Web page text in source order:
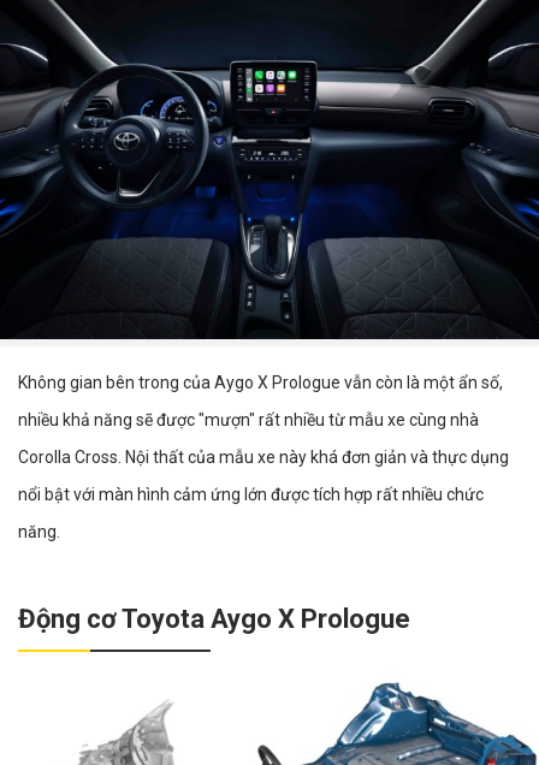
Không gian bên trong của Aygo X Prologue vẫn còn là một ẩn số,
nhiều khả năng sẽ được "mượn" rất nhiều từ mẫu xe cùng nhà
Corolla Cross. Nội thất của mẫu xe này khá đơn giản và thực dụng
nổi bật với màn hình cảm ứng lớn được tích hợp rất nhiều chức
năng.
Động cơ Toyota Aygo X Prologue